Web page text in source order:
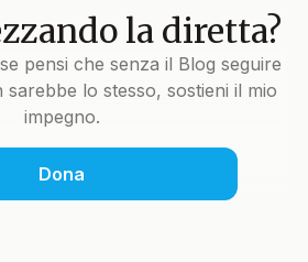
la diretta?
pensi che senza il Blog seguire
lo stesso, sostieni il mio
impegno.
Dona